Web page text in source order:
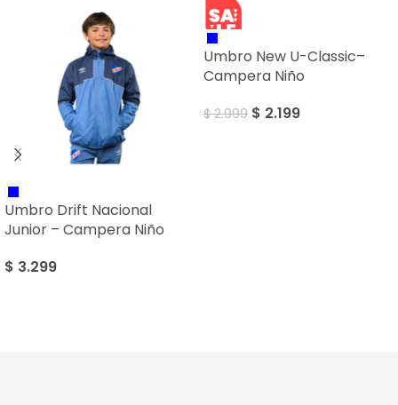
Umbro Drift Nacional
Junior – Campera Niño
$ 3.299
SALE
Umbro New U-Classic–
Campera Niño
$2.999 $ 2.199